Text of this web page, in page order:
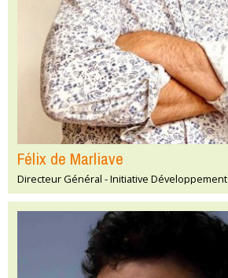
Félix de Marliave
Directeur Général - Initiative Développement